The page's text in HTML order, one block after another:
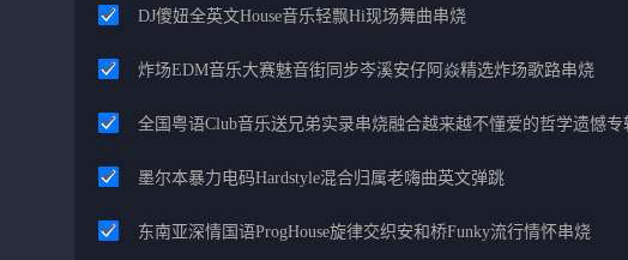
DJ傻妞全英文House音乐轻飘Hi现场舞曲串烧
炸场EDM音乐大赛魅音街同步岑溪安仔阿焱精选炸场歌路串烧
全国粤语Club音乐送兄弟实录串烧融合越来越不懂爱的哲学遗憾专
墨尔本暴力电码Hardstyle混合归属老嗨曲英文弹跳
东南亚深情国语ProgHouse旋律交织安和桥Funky流行情怀串烧